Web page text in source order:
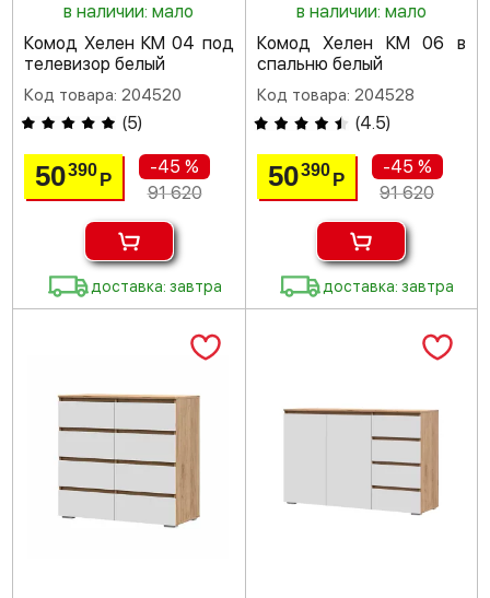
в наличии: мало
Комод Хелен КМ 04 под
телевизор белый
Код товара: 204520
(5)
50390Р
-45 %
91 620
доставка: завтра
в наличии: мало
Комод Хелен КМ 06 в
спальню белый
Код товара: 204528
(4.5)
50390 Р
-45 %
91 620
доставка: завтра